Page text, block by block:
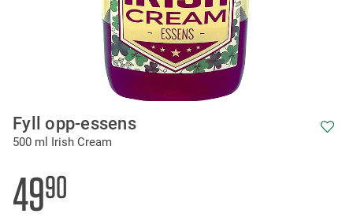
Fyll opp-essens
500 ml Irish Cream
4990
to
the
of
the
images